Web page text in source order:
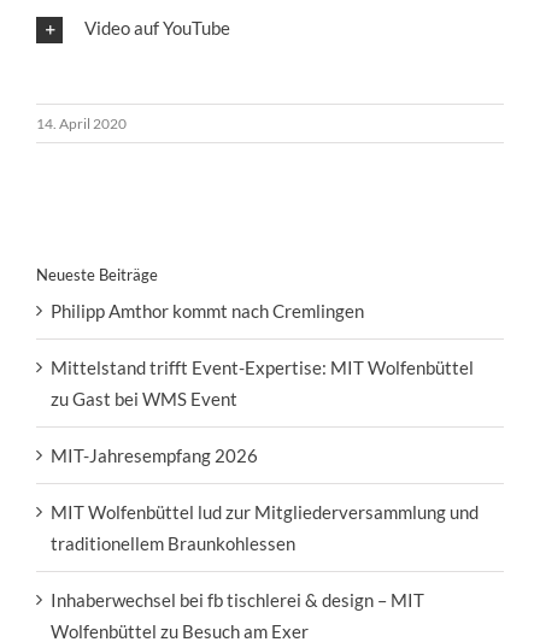
Video auf YouTube
14. April 2020
Neueste Beiträge
Philipp Amthor kommt nach Cremlingen
Mittelstand trifft Event-Expertise: MIT Wolfenbüttel
zu Gast bei WMS Event
MIT-Jahresempfang 2026
MIT Wolfenbüttel lud zur Mitgliederversammlung und
traditionellem Braunkohlessen
Inhaberwechsel bei fb tischlerei & design – MIT
Wolfenbüttel zu Besuch am Exer